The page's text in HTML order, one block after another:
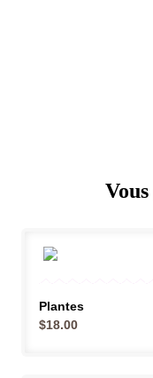
Plantes
$18.00